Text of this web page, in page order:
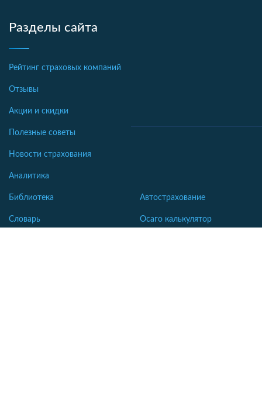
Разделы сайта
Рейтинг страховых компаний
Отзывы
Акции и скидки
Полезные советы
Новости страхования
Аналитика
Библиотека
Словарь
Автострахование
Осаго калькулятор